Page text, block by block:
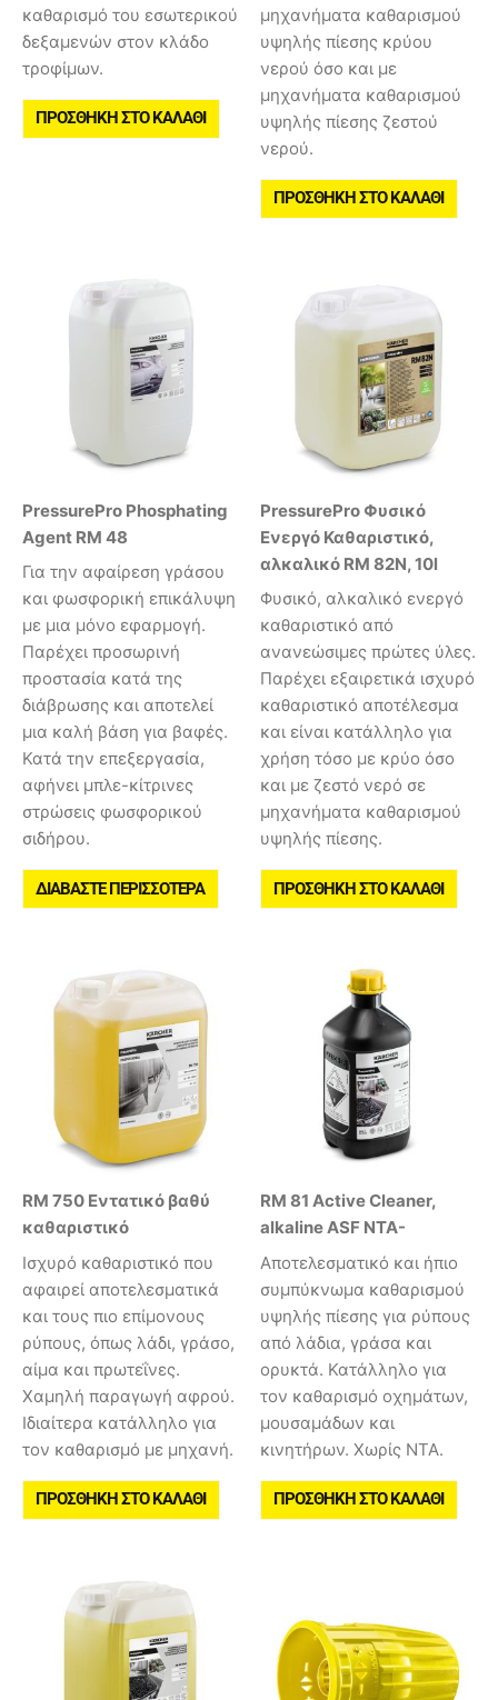
καθαρισμό του εσωτερικού
δεξαμενών στον κλάδο
τροφίμων.
ΠΡΟΣΘΉΚΗ ΣΤΟ ΚΑΛΆΘΙ
μηχανήματα καθαρισμού
υψηλής πίεσης κρύου
νερού όσο και με
μηχανήματα καθαρισμού
υψηλής πίεσης ζεστού
νερού.
ΠΡΟΣΘΉΚΗ ΣΤΟ ΚΑΛΆΘΙ
PressurePro Phosphating
Agent RM 48
Για την αφαίρεση γράσου
και φωσφορική επικάλυψη
με μια μόνο εφαρμογή.
Παρέχει προσωρινή
προστασία κατά της
διάβρωσης και αποτελεί
μια καλή βάση για βαφές.
Κατά την επεξεργασία,
αφήνει μπλε-κίτρινες
στρώσεις φωσφορικού
σιδήρου.
ΔΙΑΒΆΣΤΕ ΠΕΡΙΣΣΌΤΕΡΑ
PressurePro Φυσικό
Ενεργό Καθαριστικό,
αλκαλικό RM 82N, 10l
Φυσικό, αλκαλικό ενεργό
καθαριστικό από
ανανεώσιμες πρώτες ύλες.
Παρέχει εξαιρετικά ισχυρό
καθαριστικό αποτέλεσμα
και είναι κατάλληλο για
χρήση τόσο με κρύο όσο
και με ζεστό νερό σε
μηχανήματα καθαρισμού
υψηλής πίεσης.
ΠΡΟΣΘΉΚΗ ΣΤΟ ΚΑΛΆΘΙ
RM 750 Εντατικό βαθύ
καθαριστικό
Ισχυρό καθαριστικό που
αφαιρεί αποτελεσματικά
και τους πιο επίμονους
ρύπους, όπως λάδι, γράσο,
αίμα και πρωτεΐνες.
Χαμηλή παραγωγή αφρού.
Ιδιαίτερα κατάλληλο για
τον καθαρισμό με μηχανή.
ΠΡΟΣΘΉΚΗ ΣΤΟ ΚΑΛΆΘΙ
RM 81 Active Cleaner,
alkaline ASF NTA-
Αποτελεσματικό και ήπιο
συμπύκνωμα καθαρισμού
υψηλής πίεσης για ρύπους
από λάδια, γράσα και
ορυκτά. Κατάλληλο για
τον καθαρισμό οχημάτων,
μουσαμάδων και
κινητήρων. Χωρίς NTA.
ΠΡΟΣΘΉΚΗ ΣΤΟ ΚΑΛΆΘΙ